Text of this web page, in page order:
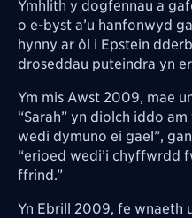
Ymhlith y dogfennau a
o e-byst a’u hanfonwyd
hynny ar ôl i Epstein
droseddau puteindra yn
Ym mis Awst 2009, mae
“Sarah” yn diolch iddo
wedi dymuno ei gael”,
“erioed wedi’i chyffwrdd
ffrind.”
Yn Ebrill 2009, fe wnaeth